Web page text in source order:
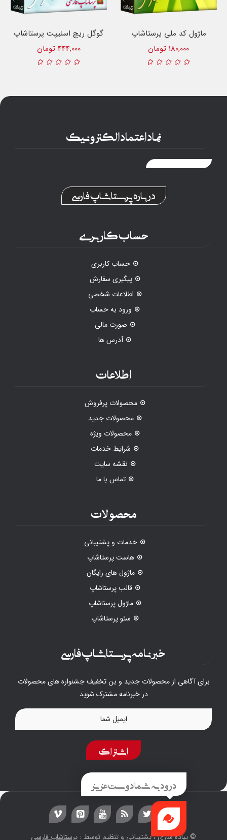
گوگل ریچ اسنیپت پرستاشاپ
444,000 تومان
ماژول کد ملی پرستاشاپ
180,000 تومان
نماد اعتماد الکترونیک
درباره پرستاشاپ فارسی
حساب کاربری
حساب کاربری
پیگیری سفارش
اطلاعات شخصی
ورود به حساب
صورت مالی
آدرس ها
اطلاعات
محصولات پرفروش
محصولات جدید
محصولات ویژه
شرایط خدمات
نقشه سایت
تماس با ما
محصولات
خدمات و پشتیبانی
هاست پرستاشاپ
ماژول های رایگان
قالب پرستاشاپ
ماژول پرستاشاپ
سئو پرستاشاپ
خبرنامه پرستاشاپ فارسی
برای آگاهی از محصولات جدید و بن تخفیف جشنواره های محصولات
در خبرنامه مشترک شوید
اشتراک
© پیاده سازی ، پشتیبانی و تنظیم توسط : پرستاشاپ فارسی
درود به شما دوست عزیز